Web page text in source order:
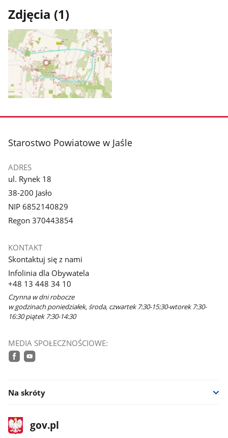
Zdjęcia (1)
zdjęcie
galerii.
stopka
Starostwo Powiatowe w Jaśle
ADRES
ul. Rynek 18
38-200 Jasło
NIP 6852140829
Regon 370443854
KONTAKT
Skontaktuj się z nami
Infolinia dla Obywatela
+48 13 448 34 10
Czynna w dni robocze
w godzinach poniedziałek, środa, czwartek 7:30-15:30-wtorek 7:30-
16:30 piątek 7:30-14:30
MEDIA SPOŁECZNOŚCIOWE:
Na skróty
stopka
gov.plStrona
gov.pl